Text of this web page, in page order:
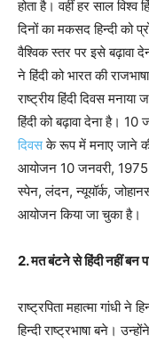
होता है। वहीं हर साल विश्व
दिनों का मकसद हिन्दी को
वैश्विक स्तर पर इसे बढ़ावा
ने हिंदी को भारत की
राष्ट्रीय हिंदी दिवस
हिंदी को बढ़ावा देना है।
दिवसके रूप में मनाए जाने
आयोजन 10 जनवरी, 1975
स्पेन, लंदन, न्यूयॉर्क,
आयोजन किया जा चुका है।
2. मत बंटने से हिंदी नहीं बन
राष्‍ट्रपिता महात्‍मा गांधी
हिन्दी राष्ट्रभाषा बने।